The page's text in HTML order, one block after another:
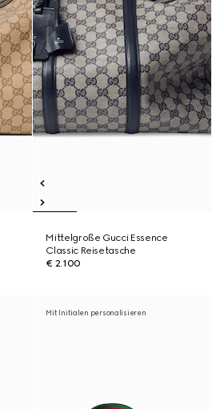
Mittelgroße Gucci Essence
Classic Reisetasche
€ 2.100
Mit Initialen personalisieren